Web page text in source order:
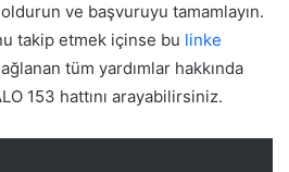
ve başvuruyu tamamlayın.
takip etmek içinse bu linke
tüm yardımlar hakkında
153 hattını arayabilirsiniz.